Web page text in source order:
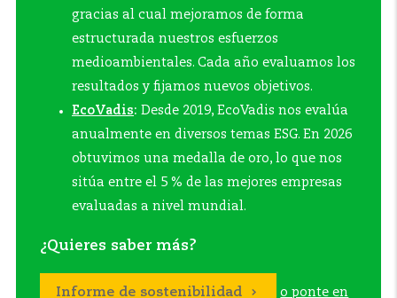
gracias al cual mejoramos de forma
estructurada nuestros esfuerzos
medioambientales. Cada año evaluamos los
resultados y fijamos nuevos objetivos.
EcoVadis: Desde 2019, EcoVadis nos evalúa
anualmente en diversos temas ESG. En 2026
obtuvimos una medalla de oro, lo que nos
sitúa entre el 5 % de las mejores empresas
evaluadas a nivel mundial.
¿Quieres saber más?
Informe de sostenibilidad o ponte en